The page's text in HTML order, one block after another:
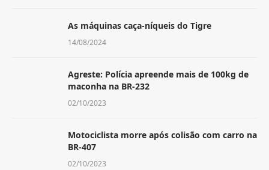
As máquinas caça-níqueis do Tigre
14/08/2024
Agreste: Polícia apreende mais de 100kg de
maconha na BR-232
02/10/2023
Motociclista morre após colisão com carro na
BR-407
02/10/2023